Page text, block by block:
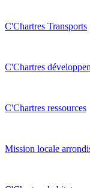
C'Chartres Transports
C'Chartres
C'Chartres ressources
Mission locale